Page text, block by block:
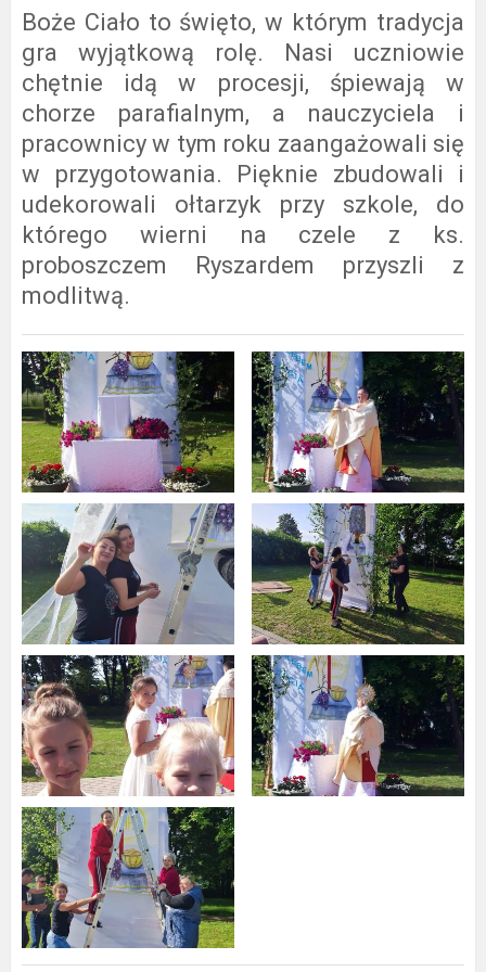
Boże Ciało to święto, w którym tradycja
gra wyjątkową rolę. Nasi uczniowie
chętnie idą w procesji, śpiewają w
chorze parafialnym, a nauczyciela i
pracownicy w tym roku zaangażowali się
w przygotowania. Pięknie zbudowali i
udekorowali ołtarzyk przy szkole, do
którego wierni na czele z ks.
proboszczem Ryszardem przyszli z
modlitwą.